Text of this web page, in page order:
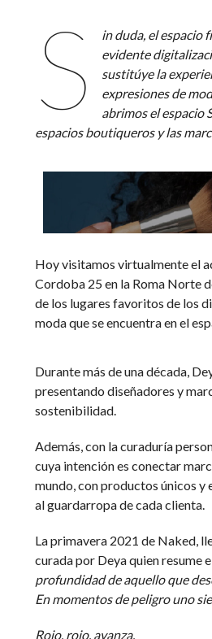
S
in duda, el espacio
evidente
sustitúye la
expresiones de
abrimos el espacio
espacios boutiqueros y las
Hoy visitamos virtualmente el
Cordoba 25 en la Roma Norte
de los lugares favoritos de los
moda que se encuentra en el
Durante más de una década,
presentando diseñadores y
sostenibilidad.
Además, con la curaduría
cuya intención es conectar
mundo, con productos únicos y
al guardarropa de cada clienta.
La primavera 2021 de Naked,
curada por Deya quien resume
profundidad de aquello que
En momentos de peligro uno
Rojo, rojo, avanza.